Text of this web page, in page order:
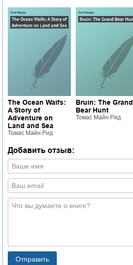
The Ocean Waifs:
A Story of
Adventure on
Land and Sea
Томас Майн Рид
Bruin: The Grand
Bear Hunt
Томас Майн Рид
Добавить отзыв: